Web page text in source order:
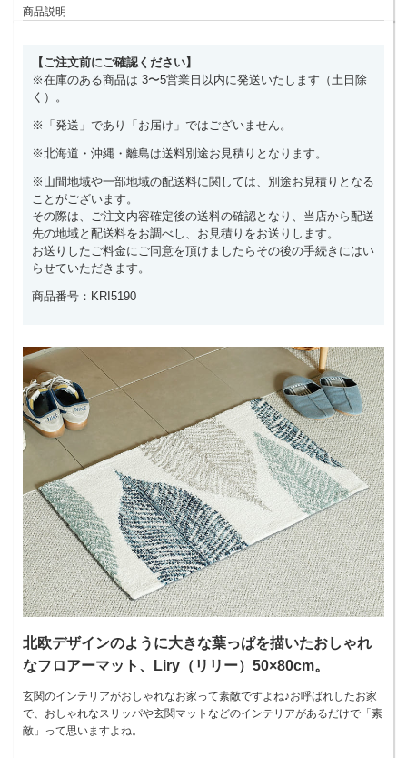
商品説明
【ご注文前にご確認ください】
※在庫のある商品は 3〜5営業日以内に発送いたします（土日除
く）。
※「発送」であり「お届け」ではございません。
※北海道・沖縄・離島は送料別途お見積りとなります。
※山間地域や一部地域の配送料に関しては、別途お見積りとなる
ことがございます。
その際は、ご注文内容確定後の送料の確認となり、当店から配送
先の地域と配送料をお調べし、お見積りをお送りします。
お送りしたご料金にご同意を頂けましたらその後の手続きにはい
らせていただきます。
商品番号：KRI5190
北欧デザインのように大きな葉っぱを描いたおしゃれ
なフロアーマット、Liry（リリー）50×80cm。
玄関のインテリアがおしゃれなお家って素敵ですよね♪お呼ばれしたお家
で、おしゃれなスリッパや玄関マットなどのインテリアがあるだけで「素
敵」って思いますよね。